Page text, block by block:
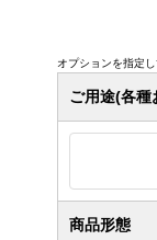
オプションを指定し
ご用途(各種
商品形態